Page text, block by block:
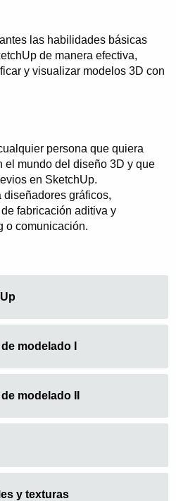
para sus clientes
a través de Internet es
la oferta formativa
Administraciones,
Organizaciones
privadas, etc.
un sistema de trabajo
por unos excelentes
de los alumnos.
las habilidades básicas
de manera efectiva,
y visualizar modelos 3D con
persona que quiera
el mundo del diseño 3D y que
en SketchUp.
diseñadores gráficos,
fabricación aditiva y
o comunicación.
modelado I
modelado II
y texturas